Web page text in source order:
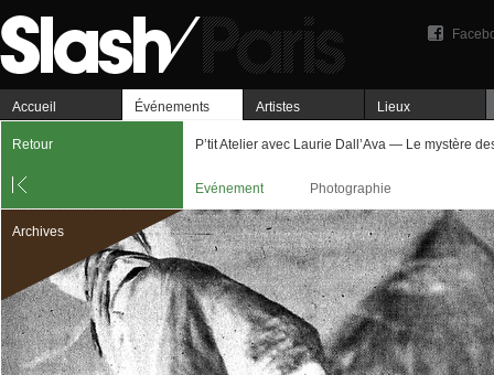
Accueil Événements Artistes Lieux
Retour P’tit Atelier avec Laurie Dall’Ava — Le mystère
Evénement Photographie
Archives